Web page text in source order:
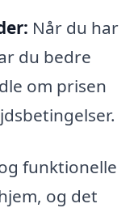
Når du har
du bedre
om prisen
funktionelle
og det